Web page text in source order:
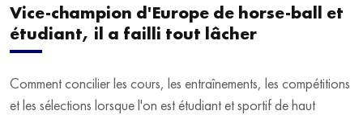
Vice-champion d'Europe de horse-ball et
étudiant, il a failli tout lâcher
Comment concilier les cours, les entraînements, les compétitions
et les sélections lorsque l'on est étudiant et sportif de haut